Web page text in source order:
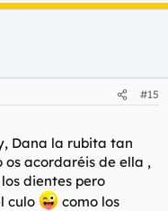
#15
Dana la rubita tan
os acordaréis de ella ,
dientes pero
culo
como los